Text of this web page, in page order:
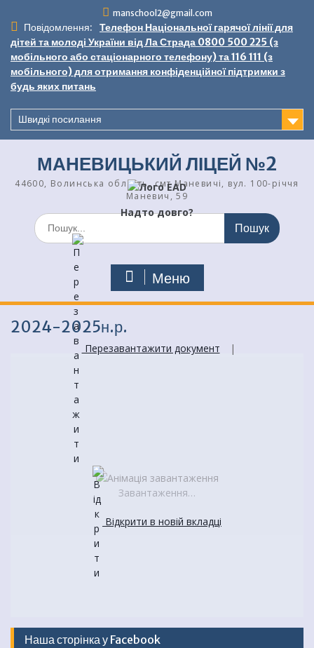
вмісту
manschool2@gmail.com
Повідомлення:
Телефон Національної гарячої лінії для
дітей та молоді України від Ла Страда 0800 500 225 (з
мобільного або стаціонарного телефону) та 116 111 (з
мобільного) для отримання конфіденційної підтримки з
будь яких питань
Швидкі посилання
МАНЕВИЦЬКИЙ ЛІЦЕЙ №2
44600, Волинська область, смт Маневичі, вул. 100-річчя
Маневич, 59
Шукати:
Меню
2024-2025н.р.
Завантаження…
Надто довго?
Перезавантажити документ |
Відкрити в новій вкладці
Наша сторінка у Facebook